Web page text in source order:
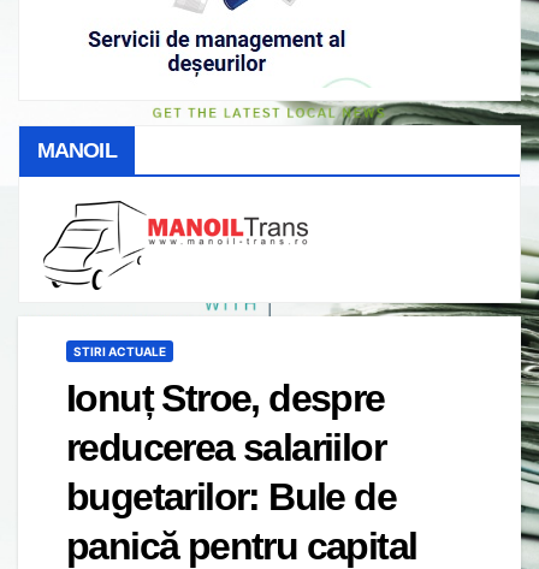
MANOIL
STIRI ACTUALE
Ionuț Stroe, despre
reducerea salariilor
bugetarilor: Bule de
panică pentru capital